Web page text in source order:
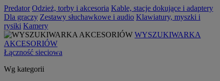
Predator Odzież, torby i akcesoria Kable, stacje dokujące i adaptery
Dla graczy Zestawy słuchawkowe i audio Klawiatury, myszki i
rysiki Kamery
WYSZUKIWARKA
AKCESORIÓW
Łączność sieciowa
Wg kategorii